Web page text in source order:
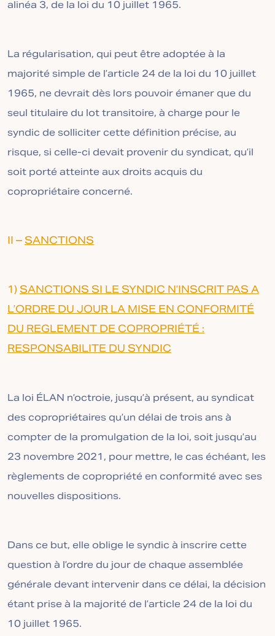
alinéa 3, de la loi du 10 juillet 1965.
La régularisation, qui peut être adoptée à la
majorité simple de l’article 24 de la loi du 10 juillet
1965, ne devrait dès lors pouvoir émaner que du
seul titulaire du lot transitoire, à charge pour le
syndic de solliciter cette définition précise, au
risque, si celle-ci devait provenir du syndicat, qu’il
soit porté atteinte aux droits acquis du
copropriétaire concerné.
II –SANCTIONS
1)SANCTIONS SI LE SYNDIC N’INSCRIT PAS A
L’ORDRE DU JOUR LA MISE EN CONFORMITÉ
DU REGLEMENT DE COPROPRIÉTÉ :
RESPONSABILITE DU SYNDIC
La loi ÉLAN n’octroie, jusqu’à présent, au syndicat
des copropriétaires qu’un délai de trois ans à
compter de la promulgation de la loi, soit jusqu’au
23 novembre 2021, pour mettre, le cas échéant, les
règlements de copropriété en conformité avec ses
nouvelles dispositions.
Dans ce but, elle oblige le syndic à inscrire cette
question à l’ordre du jour de chaque assemblée
générale devant intervenir dans ce délai, la décision
étant prise à la majorité de l’article 24 de la loi du
10 juillet 1965.